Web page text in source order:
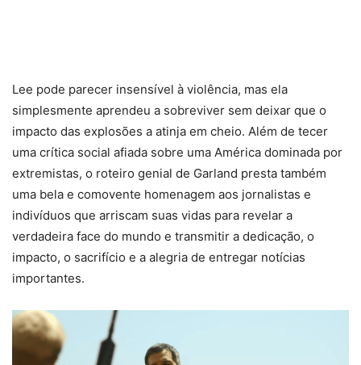
Lee pode parecer insensível à violência, mas ela
simplesmente aprendeu a sobreviver sem deixar que o
impacto das explosões a atinja em cheio. Além de tecer
uma crítica social afiada sobre uma América dominada por
extremistas, o roteiro genial de Garland presta também
uma bela e comovente homenagem aos jornalistas e
indivíduos que arriscam suas vidas para revelar a
verdadeira face do mundo e transmitir a dedicação, o
impacto, o sacrifício e a alegria de entregar notícias
importantes.